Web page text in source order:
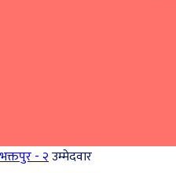
भक्तपुर - २उम्मेदवार